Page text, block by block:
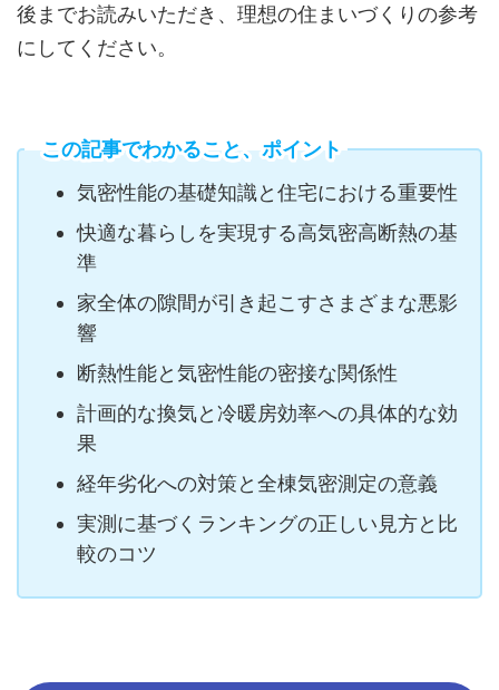
後までお読みいただき、理想の住まいづくりの参考
にしてください。
この記事でわかること、ポイント
気密性能の基礎知識と住宅における重要性
快適な暮らしを実現する高気密高断熱の基
準
家全体の隙間が引き起こすさまざまな悪影
響
断熱性能と気密性能の密接な関係性
計画的な換気と冷暖房効率への具体的な効
果
経年劣化への対策と全棟気密測定の意義
実測に基づくランキングの正しい見方と比
較のコツ